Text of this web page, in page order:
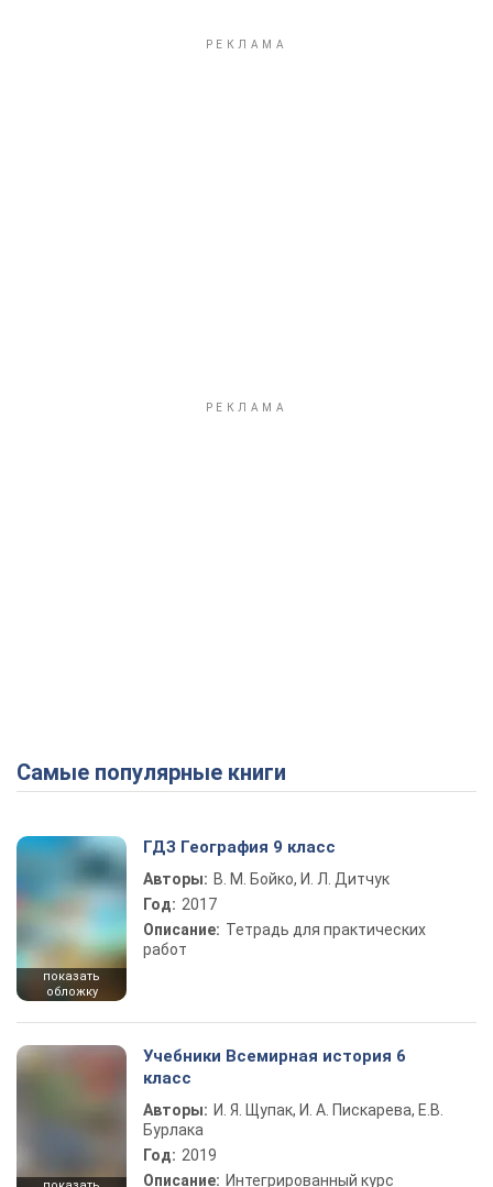
Самые популярные книги
показать
обложку
ГДЗ География 9 класс
Авторы: В. М. Бойко, И. Л. Дитчук
Год: 2017
Описание: Тетрадь для практических
работ
Учебники Всемирная история 6
класс
Авторы: И. Я. Щупак, И. А. Пискарева, Е.В.
Бурлака
Год: 2019
Описание: Интегрированный курс